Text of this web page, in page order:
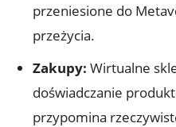
przeniesione do
przeżycia.
Zakupy: Wirtualne
doświadczanie
przypomina